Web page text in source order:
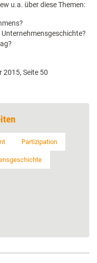
u.a. über diese Themen:
2015, Seite 50
Partizipation